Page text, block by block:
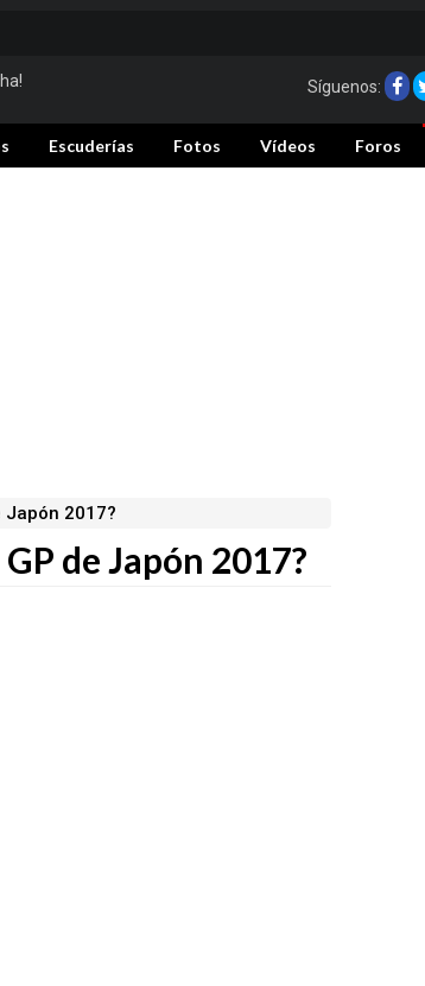
Síguenos:
Escuderías Fotos Vídeos Foros
Japón 2017?
de Japón 2017?